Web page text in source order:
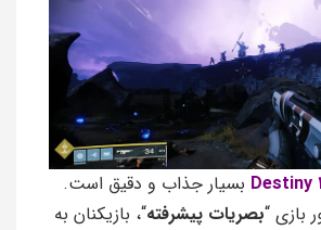
Destiny بسیار جذاب و دقیق است.
بازی “بصریات پیشرفته“، بازیکنان به